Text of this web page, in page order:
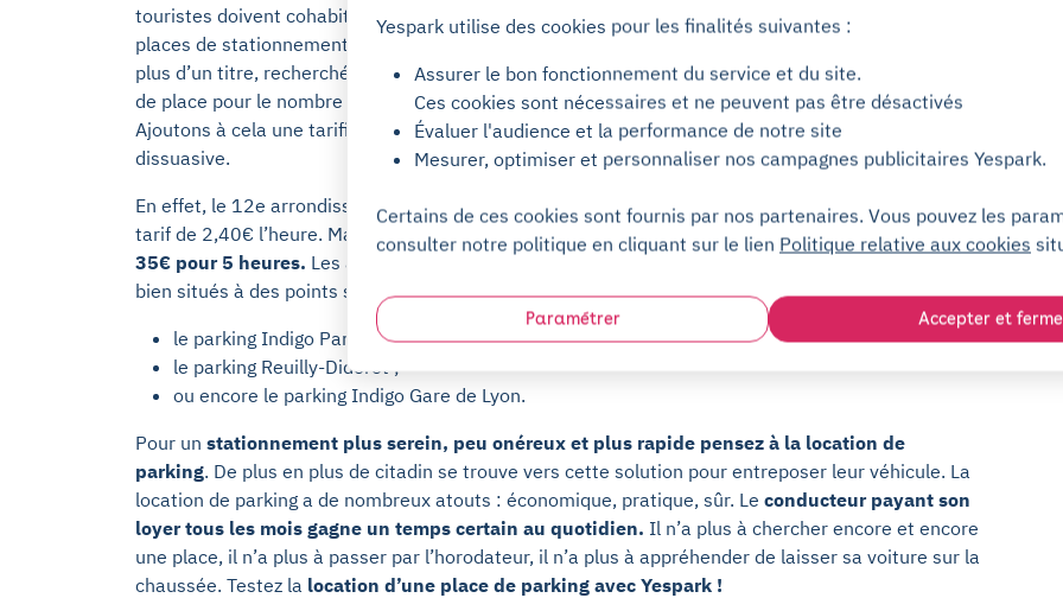
Louer une place de parking à Paris 12
touristes doivent cohabiter sur la chaussée ! Les
places de stationnement sur la voirie sont donc, à
plus d’un titre, recherchées et disputées. Le manque
de place pour le nombre de voitures est criant !
Ajoutons à cela une tarification fortement
dissuasive.
En effet, le 12e arrondissement se voit appliquer un
tarif de 2,40€ l’heure. Mais très vite la somme grimpe, comptez 9,60€ pour 3 heures ou encore
35€ pour 5 heures. Les automobilistes ont toujours l’option des parkings publics, souvent très
bien situés à des points stratégiques, mais toujours chers :
le parking Indigo Paris Picpus Nation ;
le parking Reuilly-Diderot ;
ou encore le parking Indigo Gare de Lyon.
Pour un stationnement plus serein, peu onéreux et plus rapide pensez à la location de
parking. De plus en plus de citadin se trouve vers cette solution pour entreposer leur véhicule. La
location de parking a de nombreux atouts : économique, pratique, sûr. Le conducteur payant son
loyer tous les mois gagne un temps certain au quotidien. Il n’a plus à chercher encore et encore
une place, il n’a plus à passer par l’horodateur, il n’a plus à appréhender de laisser sa voiture sur la
chaussée. Testez la location d’une place de parking avec Yespark !
Yespark utilise des cookies pour les finalités suivantes :
Assurer le bon fonctionnement du service et du site.
Ces cookies sont nécessaires et ne peuvent pas être désactivés
Évaluer l'audience et la performance de notre site
Mesurer, optimiser et personnaliser nos campagnes publicitaires Yespark.
Certains de ces cookies sont fournis par nos partenaires. Vous pouvez les
consulter notre politique en cliquant sur le lien Politique relative aux cookies
Paramétrer Accepter et